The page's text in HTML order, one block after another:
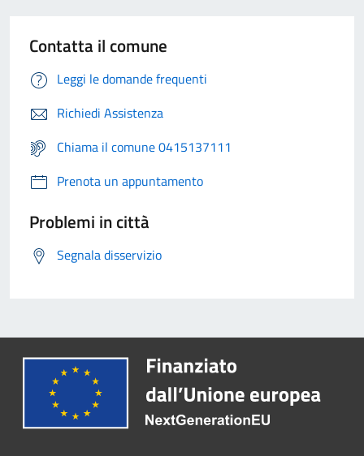
Contatta il comune
Leggi le domande frequenti
Richiedi Assistenza
Chiama il comune 0415137111
Prenota un appuntamento
Problemi in città
Segnala disservizio